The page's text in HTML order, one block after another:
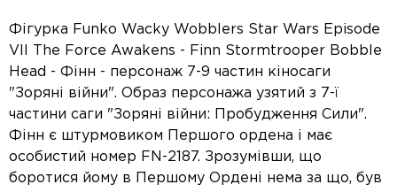
Фігурка Funko Wacky Wobblers Star Wars Episode
VII The Force Awakens - Finn Stormtrooper Bobble
Head - Фінн - персонаж 7-9 частин кіносаги
"Зоряні війни". Образ персонажа узятий з 7-ї
частини саги "Зоряні війни: Пробудження Сили".
Фінн є штурмовиком Першого ордена і має
особистий номер FN-2187. Зрозумівши, що
боротися йому в Першому Ордені нема за що, був